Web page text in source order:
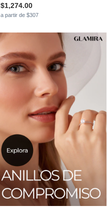
$1,274.00
a partir de $307